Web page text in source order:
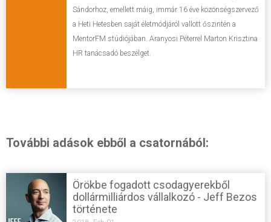
Sándorhoz, emellett máig, immár 16 éve közönségszervező
a Heti Hetesben saját életmódjáról vallott őszintén a
MentorFM stúdiójában. Aranyosi Péterrel Marton Krisztina
HR tanácsadó beszélget.
További adások ebből a csatornából:
Örökbe fogadott csodagyerekből
dollármilliárdos vállalkozó - Jeff Bezos
története